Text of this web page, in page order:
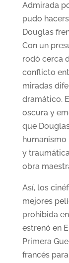
Admirada
pudo
Douglas
Con un
rodó cerca
conflicto
miradas
dramático.
oscura y
que
y
obra
Así, los
mejores
prohibida
estrenó en
Primera
francés